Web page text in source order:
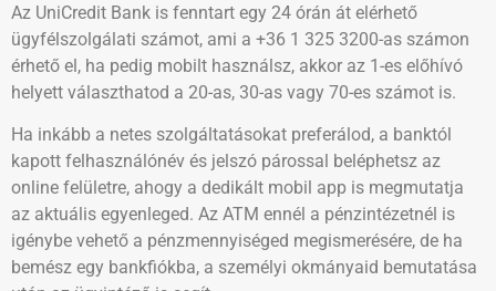
Az UniCredit Bank is fenntart egy 24 órán át elérhető
ügyfélszolgálati számot, ami a +36 1 325 3200-as számon
érhető el, ha pedig mobilt használsz, akkor az 1-es előhívó
helyett választhatod a 20-as, 30-as vagy 70-es számot is.
Ha inkább a netes szolgáltatásokat preferálod, a banktól
kapott felhasználónév és jelszó párossal beléphetsz az
online felületre, ahogy a dedikált mobil app is megmutatja
az aktuális egyenleged. Az ATM ennél a pénzintézetnél is
igénybe vehető a pénzmennyiséged megismerésére, de ha
bemész egy bankfiókba, a személyi okmányaid bemutatása